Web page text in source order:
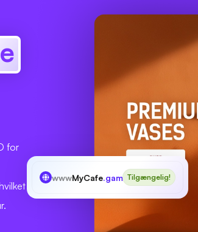
for
wwwMyCafe.gameTilgængelig!